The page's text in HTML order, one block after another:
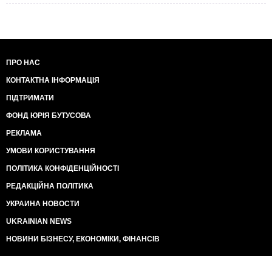
ПРО НАС
КОНТАКТНА ІНФОРМАЦІЯ
ПІДТРИМАТИ
ФОНД ЮРІЯ БУТУСОВА
РЕКЛАМА
УМОВИ КОРИСТУВАННЯ
ПОЛІТИКА КОНФІДЕНЦІЙНОСТІ
РЕДАКЦІЙНА ПОЛІТИКА
УКРАИНА НОВОСТИ
UKRAINIAN NEWS
НОВИНИ БІЗНЕСУ, ЕКОНОМІКИ, ФІНАНСІВ